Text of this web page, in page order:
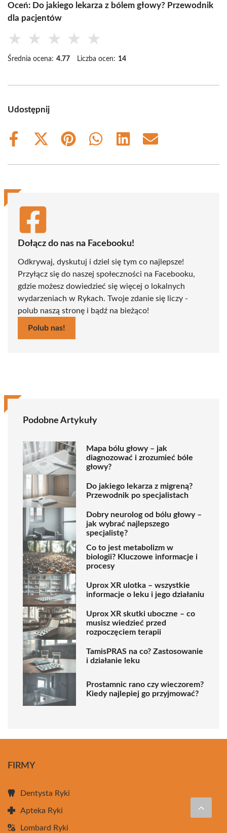
Oceń: Do jakiego lekarza z bólem głowy? Przewodnik
dla pacjentów
★ ★ ★ ★ ★
Średnia ocena: 4.77 Liczba ocen: 14
Udostępnij
Share
Share
(Twitter)
Share
Share
Share
Share
Dołącz do nas na Facebooku!
Odkrywaj, dyskutuj i dziel się tym co najlepsze!
Przyłącz się do naszej społeczności na Facebooku,
gdzie możesz dowiedzieć się więcej o lokalnych
wydarzeniach w Rykach. Twoje zdanie się liczy -
polub naszą stronę i bądź na bieżąco!
Polub nas!
Podobne Artykuły
Mapa bólu głowy – jak
diagnozować i zrozumieć bóle
głowy?
Do jakiego lekarza z migreną?
Przewodnik po specjalistach
Dobry neurolog od bólu głowy –
jak wybrać najlepszego
specjalistę?
Co to jest metabolizm w
biologii? Kluczowe informacje i
procesy
Uprox XR ulotka – wszystkie
informacje o leku i jego działaniu
Uprox XR skutki uboczne – co
musisz wiedzieć przed
rozpoczęciem terapii
TamisPRAS na co? Zastosowanie
i działanie leku
Prostamnic rano czy wieczorem?
Kiedy najlepiej go przyjmować?
FIRMY
Dentysta Ryki
Apteka Ryki
Lombard Ryki